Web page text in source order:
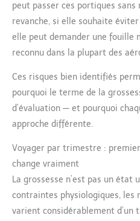
peut passer ces portiques
revanche, si elle souhaite
elle peut demander une fouille
reconnu dans la plupart des
Ces risques bien identifiés
pourquoi le terme de la
d’évaluation — et pourquoi
approche différente.
Voyager par trimestre :
change vraiment
La grossesse n’est pas un état
contraintes physiologiques, les
varient considérablement d’un